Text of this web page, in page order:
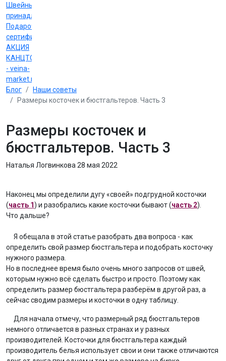
Швейные
принадлежности
Подарочные
сертификаты
АКЦИЯ
КАНЦТОВАРЫ
- veina-
market.ru
Блог
Наши советы
Размеры косточек и бюстгальтеров. Часть 3
Размеры косточек и
бюстгальтеров. Часть 3
Наталья Логвинкова 28 мая 2022
Наконец мы определили дугу «своей» подгрудной косточки
(часть 1) и разобрались какие косточки бывают (часть 2).
Что дальше?
Я обещала в этой статье разобрать два вопроса - как
определить свой размер бюстгальтера и подобрать косточку
нужного размера.
Но в последнее время было очень много запросов от швей,
которым нужно всё сделать быстро и просто. Поэтому как
определить размер бюстгальтера разберём в другой раз, а
сейчас сводим размеры и косточки в одну таблицу.
Для начала отмечу, что размерный ряд бюстгальтеров
немного отличается в разных странах и у разных
производителей. Косточки для бюстгальтера каждый
производитель белья использует свои и они также отличаются